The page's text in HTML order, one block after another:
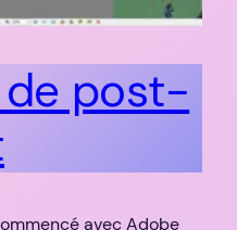
de post-
avec Adobe